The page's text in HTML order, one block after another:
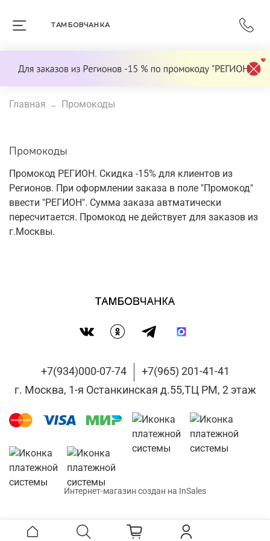
ТАМБОВЧАНКА
Главная Промокоды
Промокоды
Промокод РЕГИОН. Скидка -15% для клиентов из
Регионов. При оформлении заказа в поле "Промокод"
ввести "РЕГИОН". Сумма заказа автматически
пересчитается. Промокод не действует для заказов из
г.Москвы.
+7(934)000-07-74
+7(965) 201-41-41
г. Москва, 1-я Останкинская д.55,ТЦ РМ, 2 этаж
Интернет-магазин создан на InSales